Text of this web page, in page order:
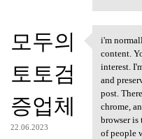
모두의
토토검
증업체
22.06.2023
i'm
i'm
content.
interest.
and
post.
chrome,
browser is
of people